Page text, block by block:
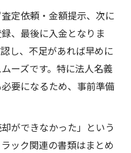
定依頼・金額提示、次に
、最後に入金となりま
し、不足があれば早めに
ーズです。特に法人名義
要になるため、事前準備
ができなかった」という
ック関連の書類はまとめ